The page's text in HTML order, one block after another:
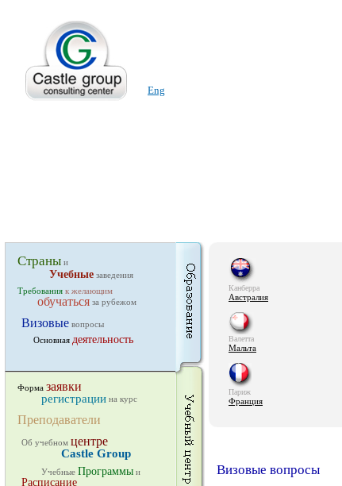
Eng
Страны и
Учебные заведения
Требования к желающим
обучаться за рубежом
Визовые вопросы
Основная деятельность
Форма заявки
регистрации на курс
Преподаватели
Об учебном центре
Castle Group
Учебные Программы и
Расписание
Канберра
Австралия
Валетта
Мальта
Париж
Франция
Визовые вопросы